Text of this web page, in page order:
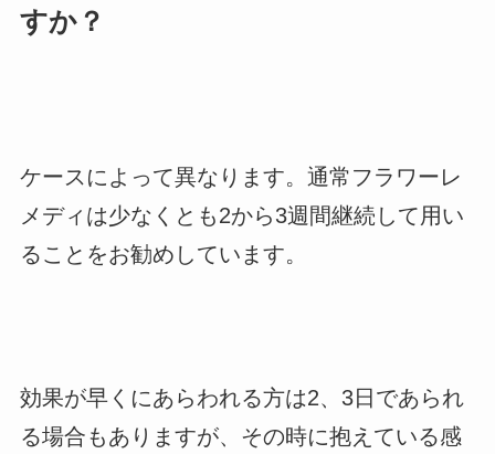
すか？
ケースによって異なります。通常フラワーレ
メディは少なくとも2から3週間継続して用い
ることをお勧めしています。
効果が早くにあらわれる方は2、3日であられ
る場合もありますが、その時に抱えている感